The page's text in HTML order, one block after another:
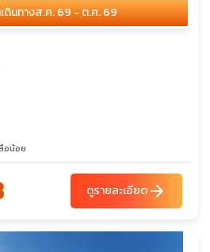
ดินทางส.ค. 69 - ต.ค. 69
อน้อย
ดูรายละเอียดarrow_forward